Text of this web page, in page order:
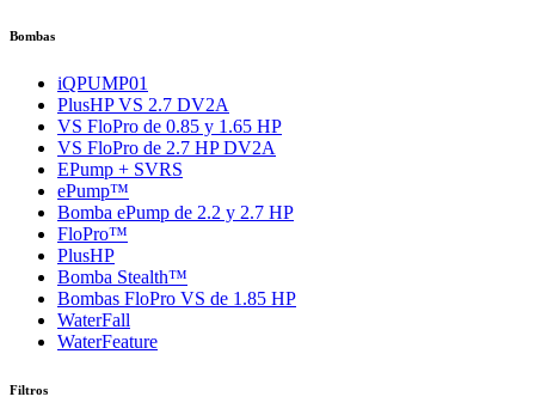
Bombas
iQPUMP01
PlusHP VS 2.7 DV2A
VS FloPro de 0.85 y 1.65 HP
VS FloPro de 2.7 HP DV2A
EPump + SVRS
ePump™
Bomba ePump de 2.2 y 2.7 HP
FloPro™
PlusHP
Bomba Stealth™
Bombas FloPro VS de 1.85 HP
WaterFall
WaterFeature
Filtros